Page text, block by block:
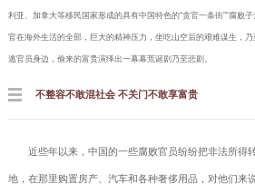
利亚、加拿大等移民国家形成的具有中国特色的“贪官一条街”“腐败
官在海外生活的全部，巨大的精神压力，坐吃山空后的艰难谋生，
逃官员身边，偷来的富贵演绎出一幕幕荒诞剧乃至悲剧。
不整容不敢混社会 不关门不敢享富贵
近些年以来，中国的一些腐败官员纷纷把非法所得
地，在那里购置房产、汽车和各种奢侈用品，对他们来